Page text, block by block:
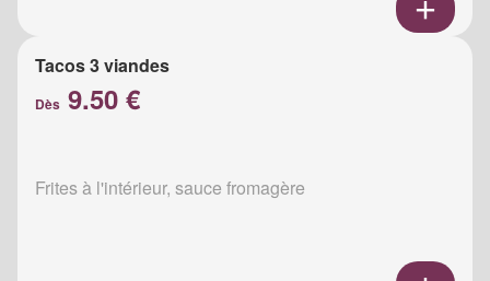
Tacos 3 viandes
Dès 9.50 €
Frites à l'intérieur, sauce fromagère